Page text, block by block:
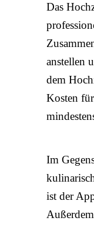
Das
anstellen
dem
Kosten
Im
ist der